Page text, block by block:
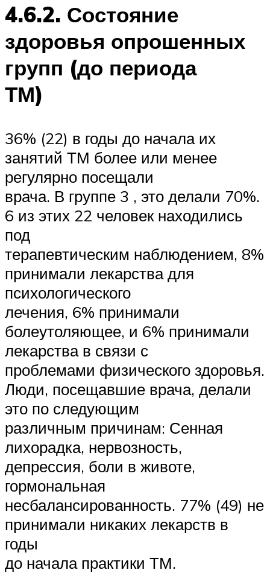
4.6.2. Состояние
здоровья опрошенных
групп (до периода
ТМ)
36% (22) в годы до начала их
занятий ТМ более или менее
регулярно посещали
врача. В группе 3 , это делали 70%.
6 из этих 22 человек находились
под
терапевтическим наблюдением, 8%
принимали лекарства для
психологического
лечения, 6% принимали
болеутоляющее, и 6% принимали
лекарства в связи с
проблемами физического здоровья.
Люди, посещавшие врача, делали
это по следующим
различным причинам: Сенная
лихорадка, нервозность,
депрессия, боли в животе,
гормональная
несбалансированность. 77% (49) не
принимали никаких лекарств в
годы
до начала практики ТМ.